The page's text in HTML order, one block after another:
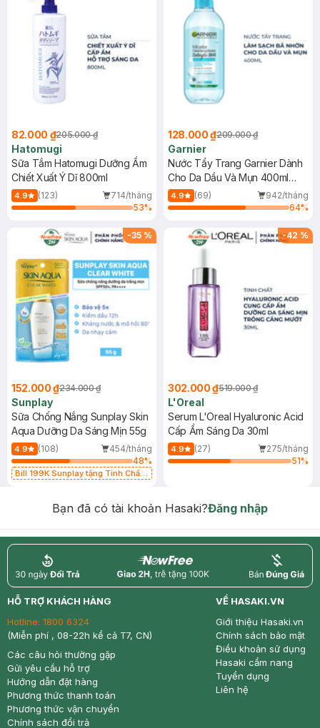
82.000 ₫205.000 ₫
Hatomugi
Sữa Tắm Hatomugi Dưỡng Ẩm
Chiết Xuất Ý Dĩ 800ml
4.9 (123)
714/tháng
53%
128.000 ₫209.000 ₫
Garnier
Nước Tẩy Trang Garnier Dành
Cho Da Dầu Và Mụn 400ml
(Mới)
4.9 (69)
942/tháng
64%
-35 %
152.000 ₫234.000 ₫
Sunplay
Sữa Chống Nắng Sunplay Skin
Aqua Dưỡng Da Sáng Mịn 55g
4.9 (108)
454/tháng
48%
Bill 199K Sunplay tặng Tinh Chất
-42 %
302.000 ₫519.000 ₫
L'Oreal
Serum L'Oreal Hyaluronic Acid
Cấp Ẩm Sáng Da 30ml
4.9 (27)
275/tháng
51%
Bạn đã có tài khoản Hasaki?Đăng nhập
return nowfree price
HỖ TRỢ KHÁCH HÀNG
Hotline: 1800 6324
(Miễn phí , 08-22h kể cả T7, CN)
Các câu hỏi thường gặp
Gửi yêu cầu hỗ trợ
Hướng dẫn đặt hàng
Phương thức thanh toán
Phương thức vận chuyển
Chính sách đổi trả
VỀ HASAKI.VN
Giới thiệu Hasaki.vn
Chính sách bảo mật
Điều khoản sử dụng
Hasaki cẩm nang
Tuyển dụng
Liên hệ